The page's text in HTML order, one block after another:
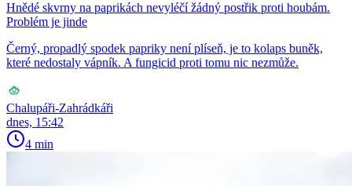
Hnědé skvrny na paprikách nevyléčí žádný postřik proti houbám.
Problém je jinde
Černý, propadlý spodek papriky není plíseň, je to kolaps buněk,
které nedostaly vápník. A fungicid proti tomu nic nezmůže.
Chalupáři-Zahrádkáři
dnes, 15:42
4 min